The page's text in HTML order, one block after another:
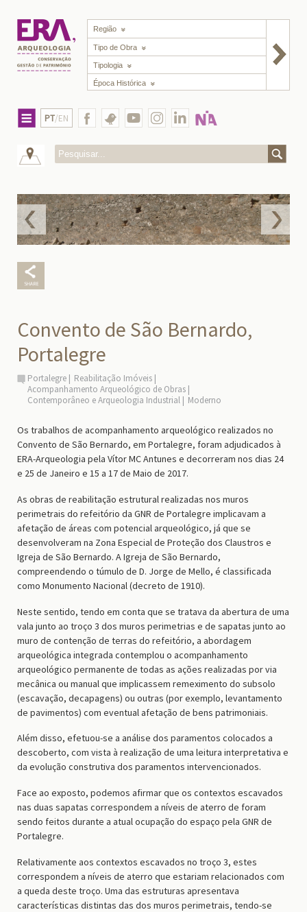
Região
Tipo de Obra
Tipologia
Época Histórica
PT/EN
Convento de São Bernardo,
Portalegre
Portalegre
Reabilitação Imóveis
Acompanhamento Arqueológico de Obras
Contemporâneo e Arqueologia Industrial
Moderno
Os trabalhos de acompanhamento arqueológico realizados no
Convento de São Bernardo, em Portalegre, foram adjudicados à
ERA-Arqueologia pela Vítor MC Antunes e decorreram nos dias 24
e 25 de Janeiro e 15 a 17 de Maio de 2017.
As obras de reabilitação estrutural realizadas nos muros
perimetrais do refeitório da GNR de Portalegre implicavam a
afetação de áreas com potencial arqueológico, já que se
desenvolveram na Zona Especial de Proteção dos Claustros e
Igreja de São Bernardo. A Igreja de São Bernardo,
compreendendo o túmulo de D. Jorge de Mello, é classificada
como Monumento Nacional (decreto de 1910).
Neste sentido, tendo em conta que se tratava da abertura de uma
vala junto ao troço 3 dos muros perimetrias e de sapatas junto ao
muro de contenção de terras do refeitório, a abordagem
arqueológica integrada contemplou o acompanhamento
arqueológico permanente de todas as ações realizadas por via
mecânica ou manual que implicassem remeximento do subsolo
(escavação, decapagens) ou outras (por exemplo, levantamento
de pavimentos) com eventual afetação de bens patrimoniais.
Além disso, efetuou-se a análise dos paramentos colocados a
descoberto, com vista à realização de uma leitura interpretativa e
da evolução construtiva dos paramentos intervencionados.
Face ao exposto, podemos afirmar que os contextos escavados
nas duas sapatas correspondem a níveis de aterro de foram
sendo feitos durante a atual ocupação do espaço pela GNR de
Portalegre.
Relativamente aos contextos escavados no troço 3, estes
correspondem a níveis de aterro que estariam relacionados com
a queda deste troço. Uma das estruturas apresentava
características distintas das dos muros perimetrais, tendo-se